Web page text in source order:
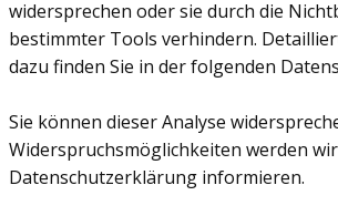
widersprechen oder sie durch die
bestimmter Tools verhindern.
dazu finden Sie in der folgenden
Sie können dieser Analyse
Widerspruchsmöglichkeiten werden
Datenschutzerklärung informieren.